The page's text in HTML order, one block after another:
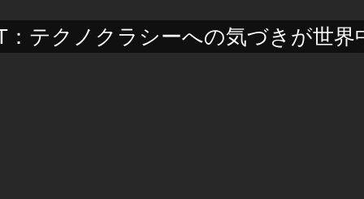
：テクノクラシーへの気づきが世界